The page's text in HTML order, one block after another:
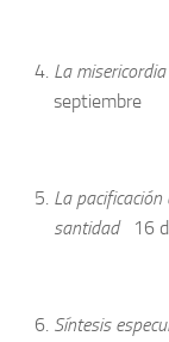
La
septiembre
La
santidad
16
Síntesis